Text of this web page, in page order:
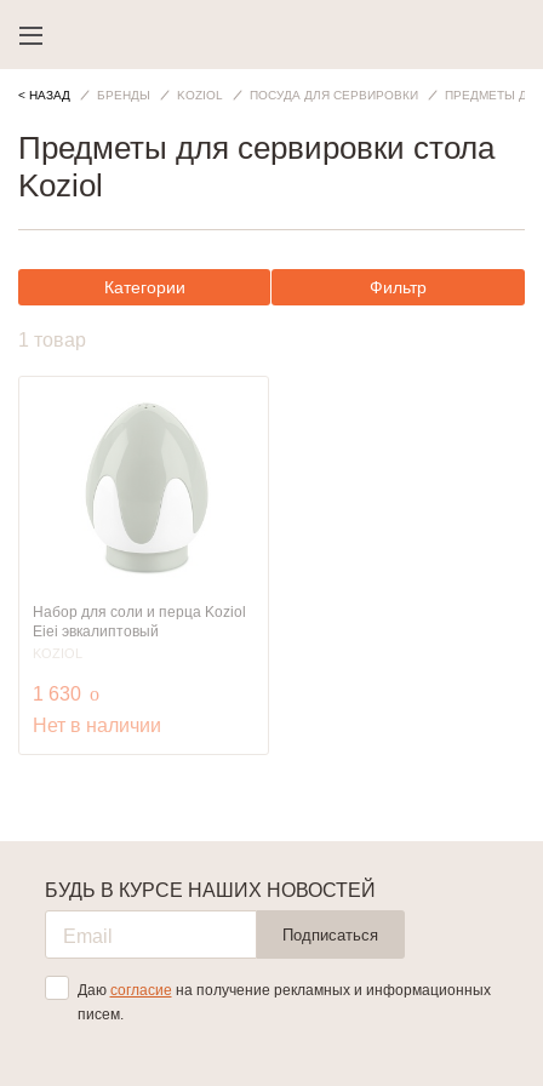
< НАЗАД БРЕНДЫ KOZIOL ПОСУДА ДЛЯ СЕРВИРОВКИ ПРЕДМЕТЫ
Предметы для сервировки стола
Koziol
Категории Фильтр
1 товар
Набор для соли и перца Koziol
Eiei эвкалиптовый
KOZIOL
1 630 руб.
o
Нет в наличии
БУДЬ В КУРСЕ НАШИХ НОВОСТЕЙ
Подписаться
Даю согласие на получение рекламных и информационных
писем.